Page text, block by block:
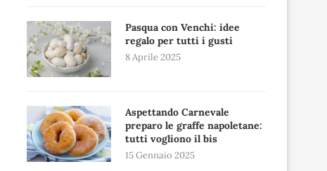
Pasqua con Venchi: idee
regalo per tutti i gusti
8 Aprile 2025
Aspettando Carnevale
preparo le graffe napoletane:
tutti vogliono il bis
15 Gennaio 2025